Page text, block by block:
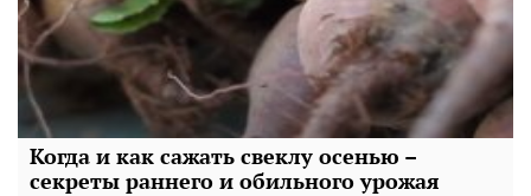
Когда и как сажать свеклу осенью –
секреты раннего и обильного урожая